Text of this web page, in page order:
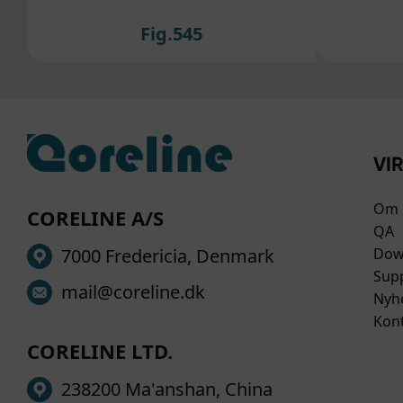
Fig.545
CORELINE A/S
7000 Fredericia, Denmark
mail@coreline.dk
CORELINE LTD.
238200 Ma'anshan, China
Om
QA
du